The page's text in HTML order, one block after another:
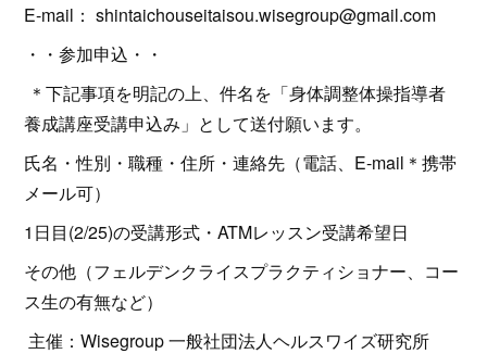
E-mail： shintaichouseitaisou.wisegroup@gmail.com
・・参加申込・・
＊下記事項を明記の上、件名を「身体調整体操指導者
養成講座受講申込み」として送付願います。
氏名・性別・職種・住所・連絡先（電話、E-mail＊携帯
メール可）
1日目(2/25)の受講形式・ATMレッスン受講希望日
その他（フェルデンクライスプラクティショナー、コー
ス生の有無など）
主催：Wisegroup 一般社団法人ヘルスワイズ研究所